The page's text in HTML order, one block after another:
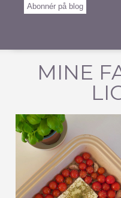
Abonnér på blog
MINE